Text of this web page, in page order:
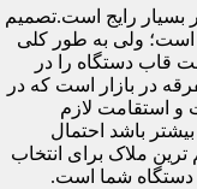
های 2،2.5 و 3 میلی متر بسیار رایج است.تصمیم
ولی به طور کلی
قاب دستگاه را در
در بازار است که در
و استقامت لازم
باشد احتمال
ملاک برای انتخاب
شما است.